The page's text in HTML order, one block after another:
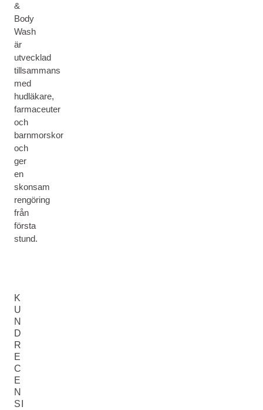
&
Body
Wash
är
utvecklad
tillsammans
med
hudläkare,
farmaceuter
och
barnmorskor
och
ger
en
skonsam
rengöring
från
första
stund.
K
U
N
D
R
E
C
E
N
SI